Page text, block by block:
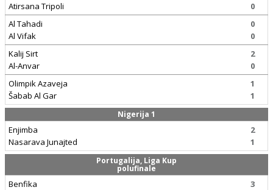
Atirsana Tripoli
0
Al Tahadi
Al Vifak
0
0
Kalij Sirt
Al-Anvar
2
0
Olimpik Azaveja
Šabab Al Gar
1
1
Nigerija 1
Enjimba
Nasarava Junajted
2
1
Portugalija, Liga Kup
polufinale
Benfika
3